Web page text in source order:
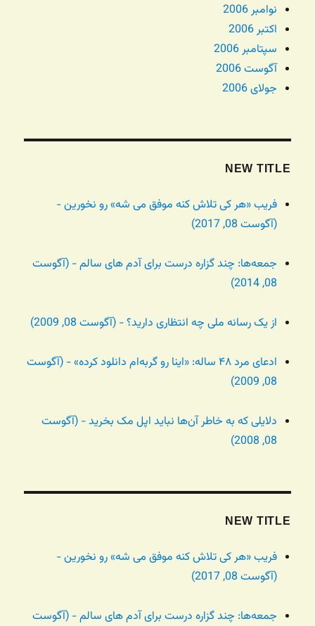
نوامبر 2006
اکتبر 2006
سپتامبر 2006
آگوست 2006
جولای 2006
NEW TITLE
فریب «هر کی تلاش کنه موفق می شه» رو نخورین -
(آگوست 08, 2017)
جمعه‌ها: چند گزاره درست برای آدم های سالم - (آگوست
08, 2014)
از یک رسانه ملی چه انتظاری دارید؟ - (آگوست 08, 2009)
ادعای مرد ۴۸ ساله: «اینا رو گربه‌ام دانلود کرده» - (آگوست
08, 2009)
دلایلی که به خاطر آن‌ها نباید اپل مک بخرید - (آگوست
08, 2008)
NEW TITLE
فریب «هر کی تلاش کنه موفق می شه» رو نخورین -
(آگوست 08, 2017)
جمعه‌ها: چند گزاره درست برای آدم های سالم - (آگوست